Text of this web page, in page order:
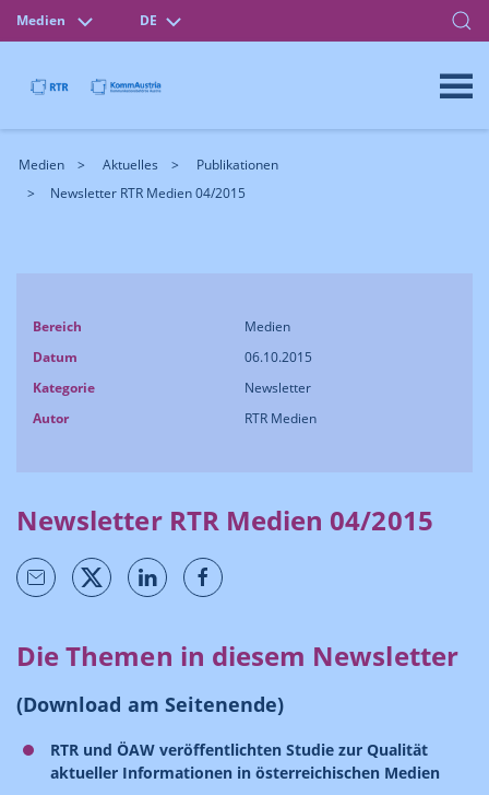
Medien DE
Medien Aktuelles
Publikationen
Newsletter RTR Medien 04/2015
Bereich
Medien
Datum
06.10.2015
Kategorie
Newsletter
Autor
RTR Medien
Newsletter RTR Medien 04/2015
Die Themen in diesem Newsletter
(Download am Seitenende)
RTR und ÖAW veröffentlichten Studie zur Qualität
aktueller Informationen in österreichischen Medien